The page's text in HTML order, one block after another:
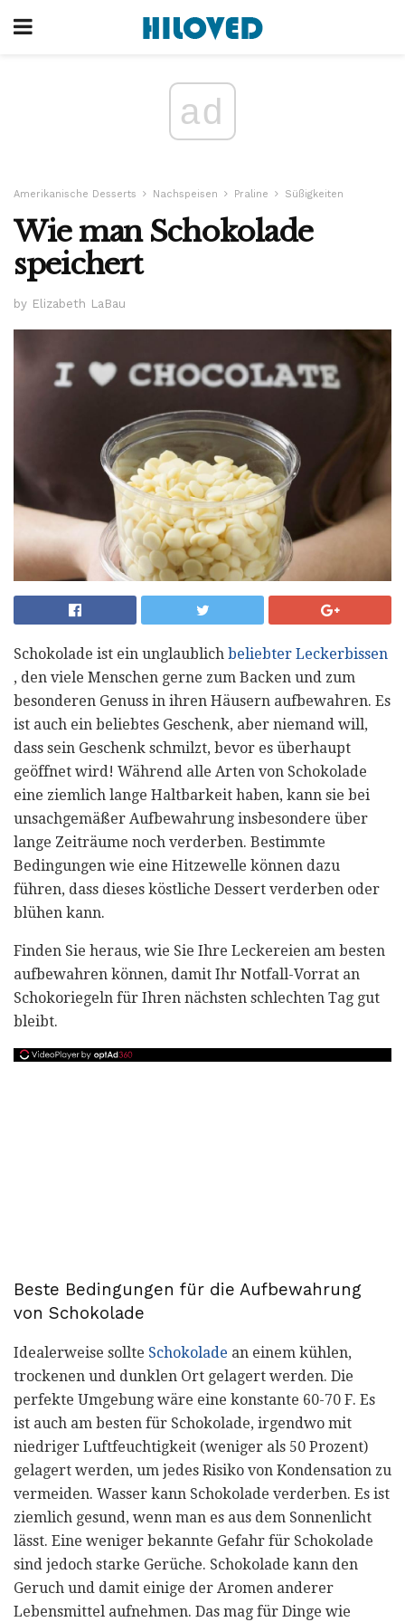
ad
Amerikanische Desserts Nachspeisen Praline Süßigkeiten
Wie man Schokolade
speichert
by Elizabeth LaBau
Schokolade ist ein unglaublich beliebter Leckerbissen
, den viele Menschen gerne zum Backen und zum
besonderen Genuss in ihren Häusern aufbewahren. Es
ist auch ein beliebtes Geschenk, aber niemand will,
dass sein Geschenk schmilzt, bevor es überhaupt
geöffnet wird! Während alle Arten von Schokolade
eine ziemlich lange Haltbarkeit haben, kann sie bei
unsachgemäßer Aufbewahrung insbesondere über
lange Zeiträume noch verderben. Bestimmte
Bedingungen wie eine Hitzewelle können dazu
führen, dass dieses köstliche Dessert verderben oder
blühen kann.
Finden Sie heraus, wie Sie Ihre Leckereien am besten
aufbewahren können, damit Ihr Notfall-Vorrat an
Schokoriegeln für Ihren nächsten schlechten Tag gut
bleibt.
Beste Bedingungen für die Aufbewahrung
von Schokolade
Idealerweise sollte Schokolade an einem kühlen,
trockenen und dunklen Ort gelagert werden. Die
perfekte Umgebung wäre eine konstante 60-70 F. Es
ist auch am besten für Schokolade, irgendwo mit
niedriger Luftfeuchtigkeit (weniger als 50 Prozent)
gelagert werden, um jedes Risiko von Kondensation zu
vermeiden. Wasser kann Schokolade verderben. Es ist
ziemlich gesund, wenn man es aus dem Sonnenlicht
lässt. Eine weniger bekannte Gefahr für Schokolade
sind jedoch starke Gerüche. Schokolade kann den
Geruch und damit einige der Aromen anderer
Lebensmittel aufnehmen. Das mag für Dinge wie